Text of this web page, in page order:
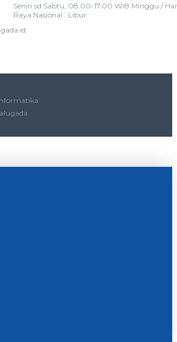
Senin sd Sabtu, 08.00-17.00 WIB Minggu /
Raya Nasional : Libur